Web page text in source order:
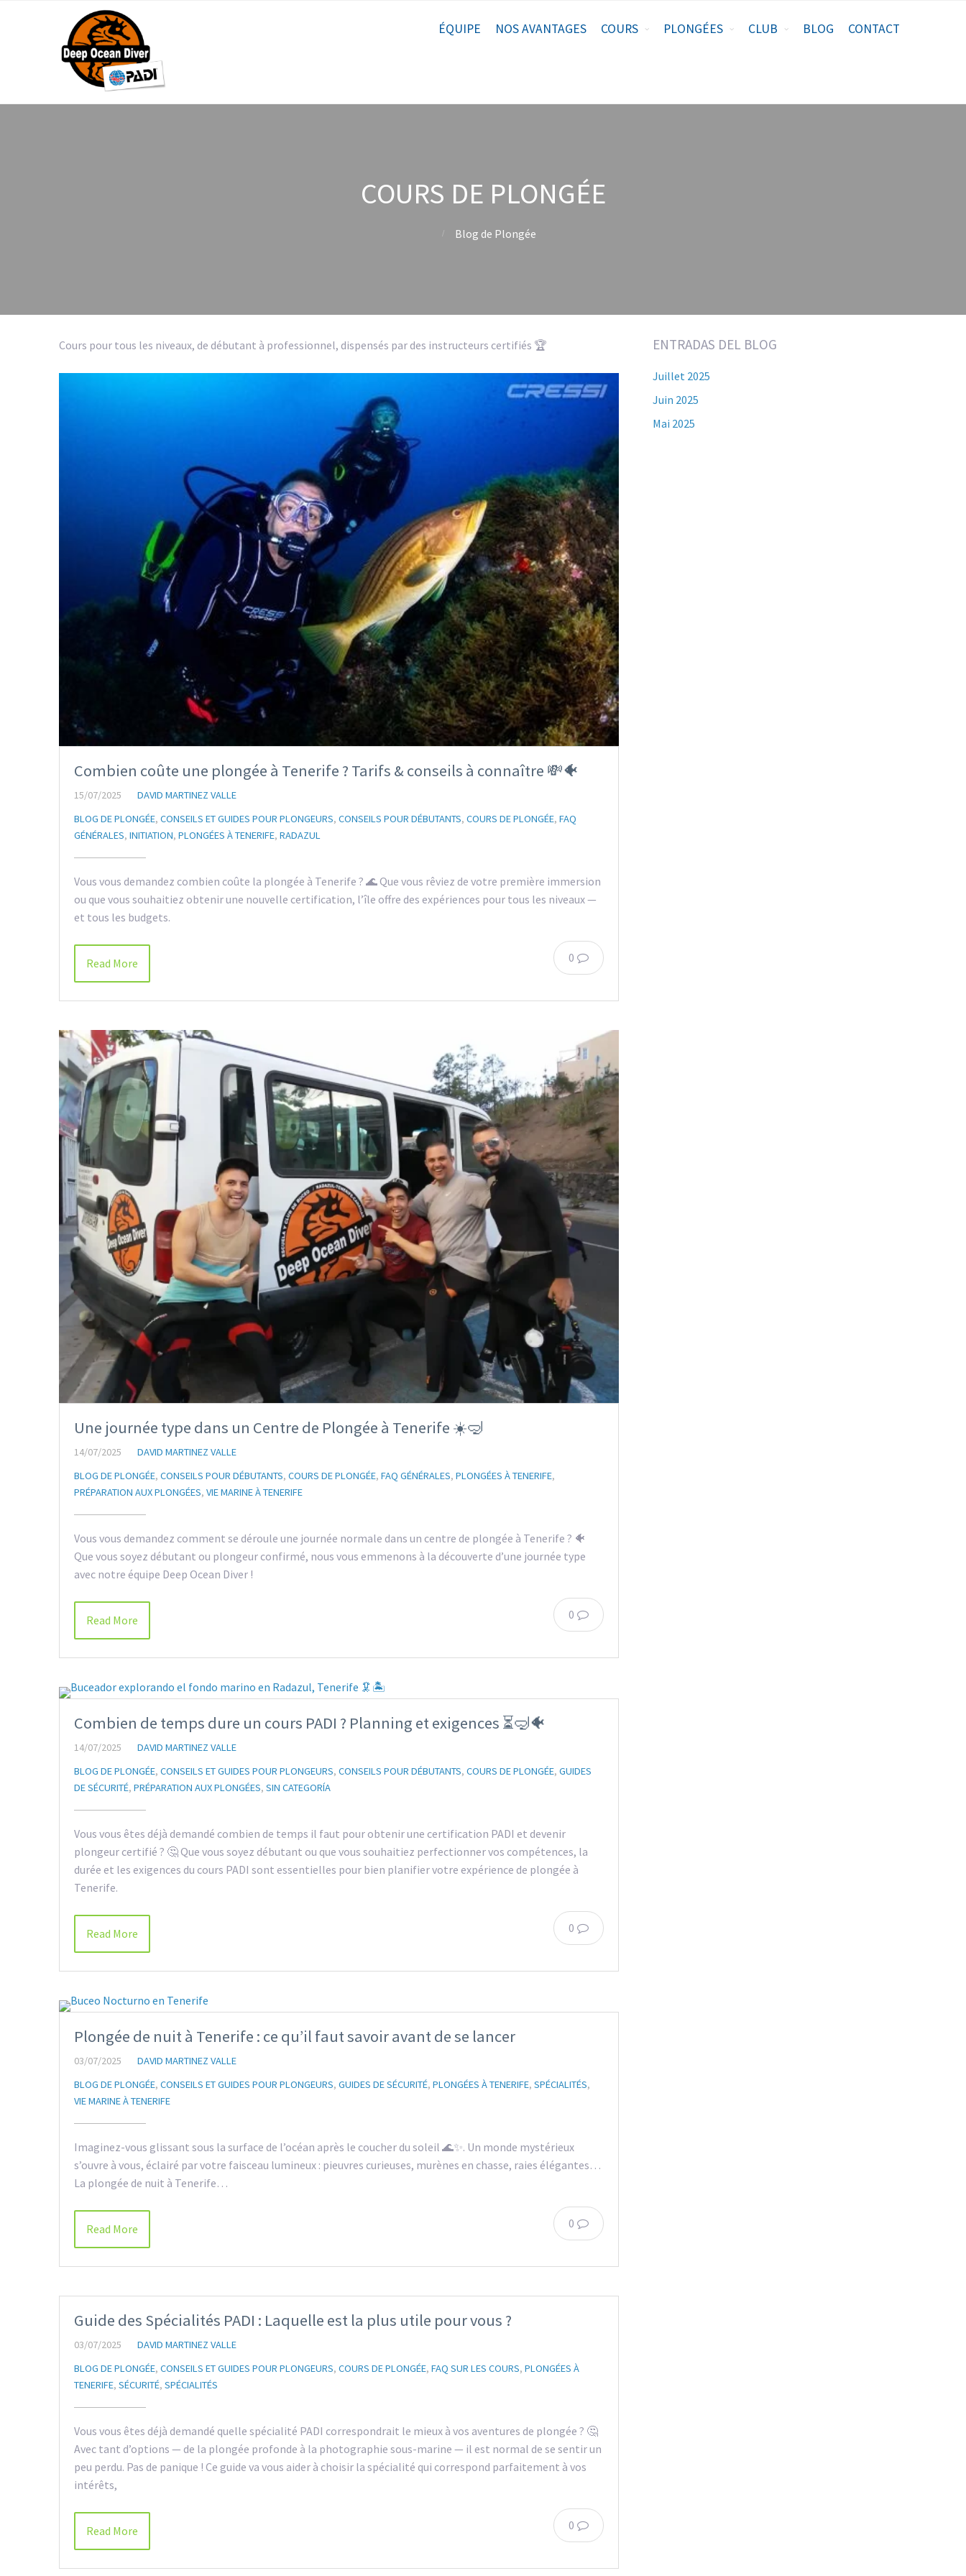
ÉQUIPE NOS AVANTAGES COURS PLONGÉES CLUB BLOG CONTACT
COURS DE PLONGÉE
Blog de Plongée
Cours pour tous les niveaux, de débutant à professionnel, dispensés par des instructeurs certifiés 🏆
Combien coûte une plongée à Tenerife ? Tarifs & conseils à connaître 💸🐠
15/07/2025
DAVID MARTINEZ VALLE
BLOG DE PLONGÉE, CONSEILS ET GUIDES POUR PLONGEURS, CONSEILS POUR DÉBUTANTS, COURS DE PLONGÉE, FAQ
GÉNÉRALES, INITIATION, PLONGÉES À TENERIFE, RADAZUL
Vous vous demandez combien coûte la plongée à Tenerife ? 🌊 Que vous rêviez de votre première immersion
ou que vous souhaitiez obtenir une nouvelle certification, l’île offre des expériences pour tous les niveaux —
et tous les budgets.
0
Read More
Une journée type dans un Centre de Plongée à Tenerife ☀️🤿
14/07/2025
DAVID MARTINEZ VALLE
BLOG DE PLONGÉE, CONSEILS POUR DÉBUTANTS, COURS DE PLONGÉE, FAQ GÉNÉRALES, PLONGÉES À TENERIFE,
PRÉPARATION AUX PLONGÉES, VIE MARINE À TENERIFE
Vous vous demandez comment se déroule une journée normale dans un centre de plongée à Tenerife ? 🐠
Que vous soyez débutant ou plongeur confirmé, nous vous emmenons à la découverte d’une journée type
avec notre équipe Deep Ocean Diver !
0
Read More
Combien de temps dure un cours PADI ? Planning et exigences ⏳🤿🐠
14/07/2025
DAVID MARTINEZ VALLE
BLOG DE PLONGÉE, CONSEILS ET GUIDES POUR PLONGEURS, CONSEILS POUR DÉBUTANTS, COURS DE PLONGÉE, GUIDES
DE SÉCURITÉ, PRÉPARATION AUX PLONGÉES, SIN CATEGORÍA
Vous vous êtes déjà demandé combien de temps il faut pour obtenir une certification PADI et devenir
plongeur certifié ? 🤔 Que vous soyez débutant ou que vous souhaitiez perfectionner vos compétences, la
durée et les exigences du cours PADI sont essentielles pour bien planifier votre expérience de plongée à
Tenerife.
0
Read More
Plongée de nuit à Tenerife : ce qu’il faut savoir avant de se lancer
03/07/2025
DAVID MARTINEZ VALLE
BLOG DE PLONGÉE, CONSEILS ET GUIDES POUR PLONGEURS, GUIDES DE SÉCURITÉ, PLONGÉES À TENERIFE, SPÉCIALITÉS,
VIE MARINE À TENERIFE
Imaginez-vous glissant sous la surface de l’océan après le coucher du soleil 🌊✨. Un monde mystérieux
s’ouvre à vous, éclairé par votre faisceau lumineux : pieuvres curieuses, murènes en chasse, raies élégantes…
La plongée de nuit à Tenerife…
0
Read More
Guide des Spécialités PADI : Laquelle est la plus utile pour vous ?
03/07/2025
DAVID MARTINEZ VALLE
BLOG DE PLONGÉE, CONSEILS ET GUIDES POUR PLONGEURS, COURS DE PLONGÉE, FAQ SUR LES COURS, PLONGÉES À
TENERIFE, SÉCURITÉ, SPÉCIALITÉS
Vous vous êtes déjà demandé quelle spécialité PADI correspondrait le mieux à vos aventures de plongée ? 🤔
Avec tant d’options — de la plongée profonde à la photographie sous-marine — il est normal de se sentir un
peu perdu. Pas de panique ! Ce guide va vous aider à choisir la spécialité qui correspond parfaitement à vos
intérêts,
0
Read More
ENTRADAS DEL BLOG
Juillet 2025
Juin 2025
Mai 2025